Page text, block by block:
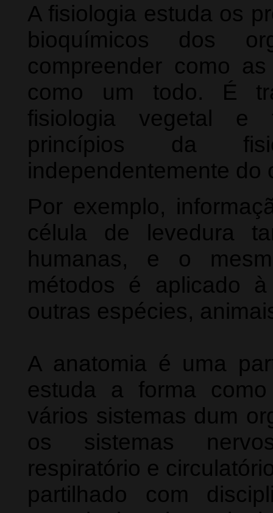
A fisiologia estuda os
bioquímicos dos
compreender como
como um todo. É
fisiologia vegetal e
princípios da
independentemente do
Por exemplo,
célula de levedura
humanas, e o
métodos é aplicado
outras espécies,
A anatomia é uma
estuda a forma
vários sistemas dum
os sistemas
respiratório e
partilhado com